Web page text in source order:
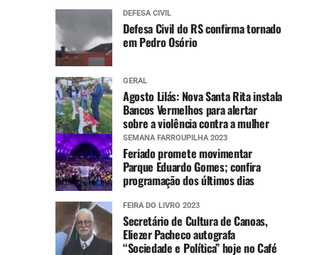
DEFESA CIVIL
Defesa Civil do RS confirma tornado
em Pedro Osório
GERAL
Agosto Lilás: Nova Santa Rita instala
Bancos Vermelhos para alertar
sobre a violência contra a mulher
SEMANA FARROUPILHA 2023
Feriado promete movimentar
Parque Eduardo Gomes; confira
programação dos últimos dias
FEIRA DO LIVRO 2023
Secretário de Cultura de Canoas,
Eliezer Pacheco autografa
“Sociedade e Política” hoje no Café